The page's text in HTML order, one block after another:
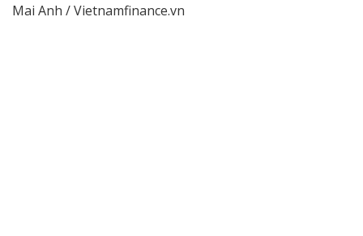
Mai Anh / Vietnamfinance.vn